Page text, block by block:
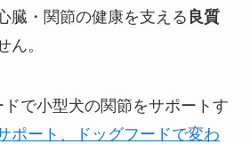
臓・関節の健康を支える 良質
ん。
で小型犬の関節をサポートす
ポート、ドッグフードで変わ